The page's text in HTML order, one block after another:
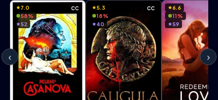
‹
CC
7.0
58%
52
CC
5.3
18%
40
6.6
11%
59
›